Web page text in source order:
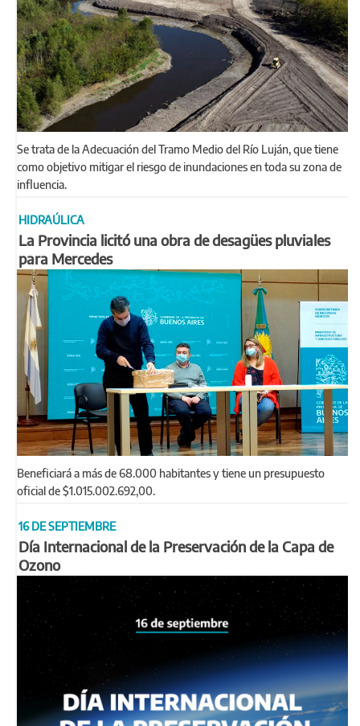
Se trata de la Adecuación del Tramo Medio del Río Luján, que tiene
como objetivo mitigar el riesgo de inundaciones en toda su zona de
influencia.
HIDRAÚLICA
La Provincia licitó una obra de desagües pluviales
para Mercedes
Beneficiará a más de 68.000 habitantes y tiene un presupuesto
oficial de $1.015.002.692,00.
16 DE SEPTIEMBRE
Día Internacional de la Preservación de la Capa de
Ozono